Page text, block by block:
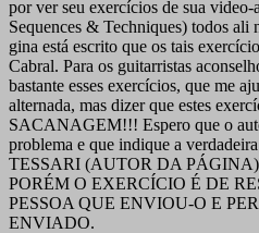
por ver seu exercícios de sua
Sequences & Techniques) todos ali
gina está escrito que os tais
Cabral. Para os guitarristas
bastante esses exercícios, que me
alternada, mas dizer que estes
SACANAGEM!!! Espero que o
problema e que indique a
TESSARI (AUTOR DA
PORÉM O EXERCÍCIO É DE
PESSOA QUE ENVIOU-O E
ENVIADO.